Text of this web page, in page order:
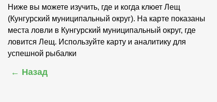
Ниже вы можете изучить, где и когда клюет Лещ
(Кунгурский муниципальный округ). На карте показаны
места ловли в Кунгурский муниципальный округ, где
ловится Лещ. Используйте карту и аналитику для
успешной рыбалки
← Назад